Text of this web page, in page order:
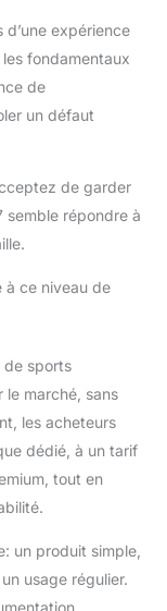
d’une expérience
fondamentaux
de
un défaut
de garder
semble répondre à
ce niveau de
de sports
le marché, sans
les acheteurs
dédié, à un tarif
tout en
un produit simple,
usage régulier.